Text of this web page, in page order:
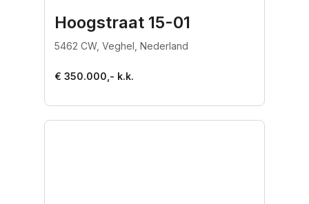
Hoogstraat 15-01
5462 CW, Veghel, Nederland
€ 350.000,- k.k.